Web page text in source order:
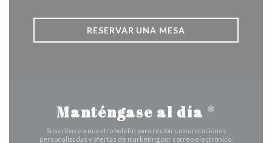
RESERVAR UNA MESA
Manténgase al día *
Suscríbase a nuestro boletín para recibir comunicaciones
personalizadas y ofertas de marketing por correo electrónico.